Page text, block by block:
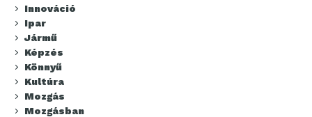
Innováció
Ipar
Jármű
Képzés
Könnyű
Kultúra
Mozgás
Mozgásban